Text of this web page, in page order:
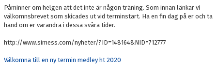
Påminner om helgen att det inte är någon träning. Som innan länkar vi
välkomnsbrevet som skicades ut vid terminstart. Ha en fin dag på er och ta
hand om er varandra i dessa svåra tider.
http://www.simess.com/nyheter/?ID=148164&NID=712777
Välkomna till en ny termin medley ht 2020